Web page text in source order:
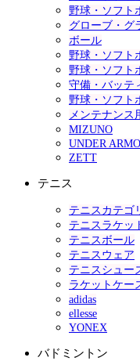
野球・ソフト
グローブ・グ
ボール
野球・ソフト
野球・ソフト
守備・バッテ
野球・ソフト
メンテナンス
MIZUNO
UNDER
ZETT
テニス
テニスカテゴ
テニスラケッ
テニスボール
テニスウェア
テニスシュー
ラケットケー
adidas
ellesse
YONEX
バドミントン